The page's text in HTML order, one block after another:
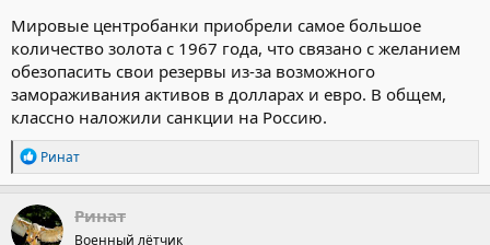
Мировые центробанки приобрели самое большое
количество золота с 1967 года, что связано с желанием
обезопасить свои резервы из-за возможного
замораживания активов в долларах и евро. В общем,
классно наложили санкции на Россию.
Р
е
а
к
ц
Ринат
Ринат
Военный лётчик